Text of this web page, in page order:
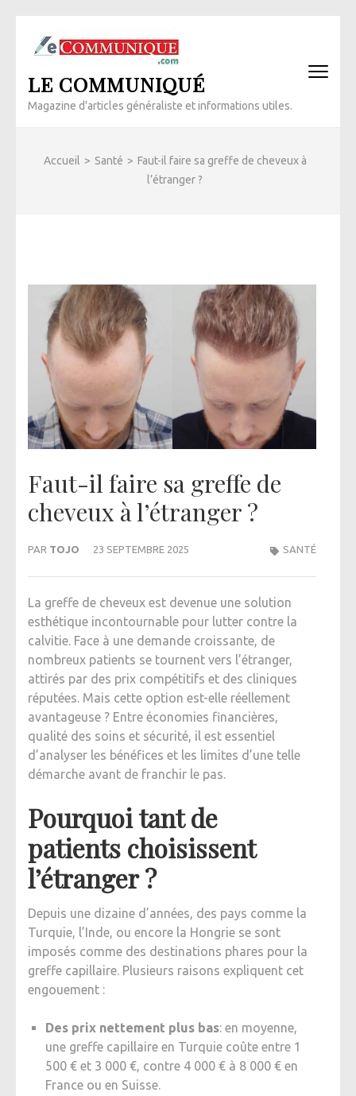
(Pressez
Entrée)
LE COMMUNIQUÉ
Magazine d'articles généraliste et informations utiles.
Accueil > Santé > Faut-il faire sa greffe de cheveux à
l’étranger ?
Faut-il faire sa greffe de
cheveux à l’étranger ?
PAR TOJO 23 SEPTEMBRE 2025 SANTÉ
La greffe de cheveux est devenue une solution
esthétique incontournable pour lutter contre la
calvitie. Face à une demande croissante, de
nombreux patients se tournent vers l’étranger,
attirés par des prix compétitifs et des cliniques
réputées. Mais cette option est-elle réellement
avantageuse ? Entre économies financières,
qualité des soins et sécurité, il est essentiel
d’analyser les bénéfices et les limites d’une telle
démarche avant de franchir le pas.
Pourquoi tant de
patients choisissent
l’étranger ?
Depuis une dizaine d’années, des pays comme la
Turquie, l’Inde, ou encore la Hongrie se sont
imposés comme des destinations phares pour la
greffe capillaire. Plusieurs raisons expliquent cet
engouement :
Des prix nettement plus bas: en moyenne,
une greffe capillaire en Turquie coûte entre 1
500 € et 3 000 €, contre 4 000 € à 8 000 € en
France ou en Suisse.